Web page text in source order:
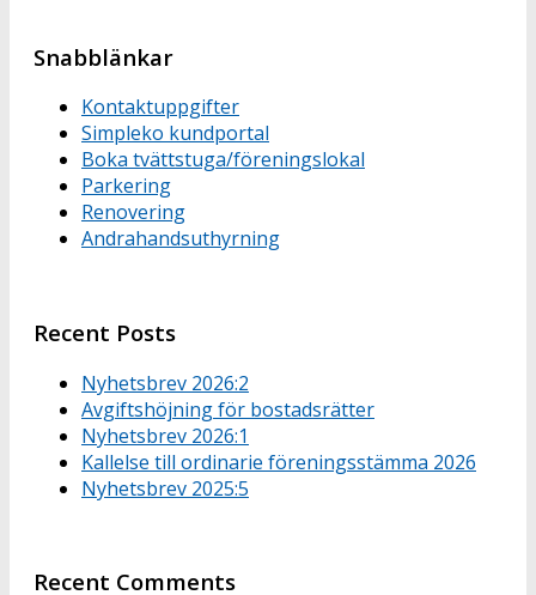
Snabblänkar
Kontaktuppgifter
Simpleko kundportal
Boka tvättstuga/föreningslokal
Parkering
Renovering
Andrahandsuthyrning
Recent Posts
Nyhetsbrev 2026:2
Avgiftshöjning för bostadsrätter
Nyhetsbrev 2026:1
Kallelse till ordinarie föreningsstämma 2026
Nyhetsbrev 2025:5
Recent Comments